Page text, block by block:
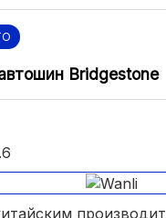
Bridgestone